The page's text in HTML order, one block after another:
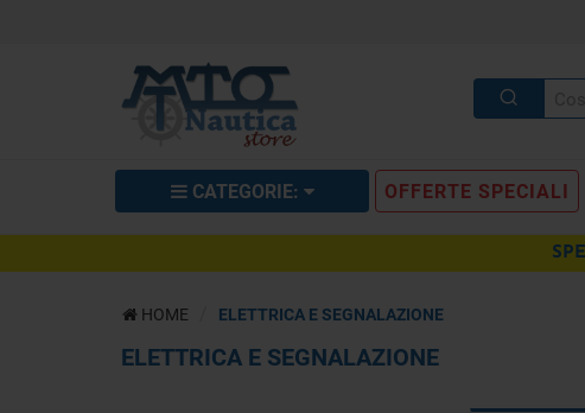
CATEGORIE: OFFERTE SPECIALI
HOME ELETTRICA E SEGNALAZIONE
ELETTRICA E SEGNALAZIONE